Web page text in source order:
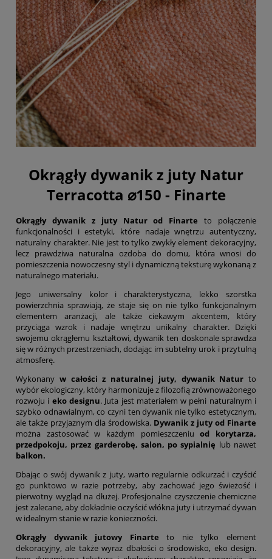
Okrągły dywanik z juty Natur
Terracotta ⌀150 - Finarte
Okrągły dywanik z juty Natur od Finarte to połączenie
funkcjonalności i estetyki, które nadaje wnętrzu autentyczny,
naturalny charakter. Nie jest to tylko zwykły element dekoracyjny,
lecz prawdziwa naturalna ozdoba do domu, która wnosi do
pomieszczenia nowoczesny styl i dynamiczną teksturę wykonaną z
naturalnego materiału.
Jego uniwersalny kolor i charakterystyczna, lekko szorstka
powierzchnia sprawiają, że staje się on nie tylko funkcjonalnym
elementem aranżacji, ale także ciekawym akcentem, który
przyciąga wzrok i nadaje wnętrzu unikalny charakter. Dzięki
swojemu okrągłemu kształtowi, dywanik ten doskonale sprawdza
się w różnych przestrzeniach, dodając im subtelny urok i przytulną
atmosferę.
Wykonany w całości z naturalnej juty, dywanik Natur to
wybór ekologiczny, który harmonizuje z filozofią zrównoważonego
rozwoju i eko designu. Juta jest materiałem w pełni naturalnym i
szybko odnawialnym, co czyni ten dywanik nie tylko estetycznym,
ale także przyjaznym dla środowiska. Dywanik z juty od Finarte
można zastosować w każdym pomieszczeniuod korytarza,
przedpokoju, przez garderobę, salon, po sypialnię lub nawet
balkon.
Dbając o swój dywanik z juty, warto regularnie odkurzać i czyścić
go punktowo w razie potrzeby, aby zachować jego świeżość i
pierwotny wygląd na dłużej. Profesjonalne czyszczenie chemiczne
jest zalecane, aby dokładnie oczyścić włókna juty i utrzymać dywan
w idealnym stanie w razie konieczności.
Okrągły dywanik jutowy Finarte to nie tylko element
dekoracyjny, ale także wyraz dbałości o środowisko, eko design.